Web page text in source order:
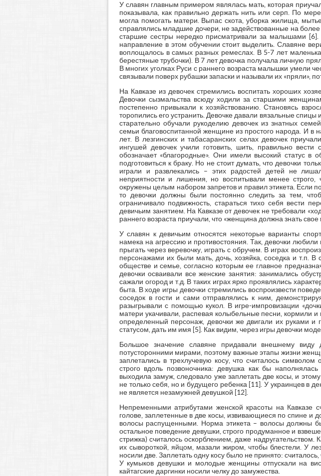
У славян главным примером являлась мать, которая
показывала, как правильно держать нить или серп. По
могла помогать матери. Выпас скота, уборка жилища,
справлялись младшие дочери, не задействованные на
старшие сестры нередко присматривали за малышами [6].
направление в этом обучении стоит выделить. Славяне
воплощалось в самых разных ремеслах. В 5-7 лет
берестяные трубочки). В 7 лет девочка получала личную
В многих уголках Руси с раннего возраста малышки умели
связывали поверх рубашки запаски и называли их «пряли»,
На Кавказе из девочек стремились воспитать хороших
Девочки сызмальства всюду ходили за старшими
постепенно привыкали к хозяйствованию. Становясь
торопились его устранить. Девочке давали вязальные
старательно обучали рукоделию девочек из знатных
семьи благовоспитанной женщине из простого народа. И в
лет. В лезгинских и табасаранских селах девочек
ингушей девочек учили готовить, шить, правильно
обозначает «благородные». Они имели высокий статус в
подготовиться к браку. Но не стоит думать, что девочки
играли и развлекались – этих радостей детей не
неприятности и лишения, но воспитывали менее
окружены целым набором запретов и правил этикета. Если
то девочки должны были постоянно следить за тем,
ограничивало подвижность, стараться тихо себя вести
девичьим занятием. На Кавказе от девочек не требовали
раннего возраста приучали, что «женщина должна знать свое
У славян к девичьим относятся некоторые варианты
намека на агрессию и противостояния. Так, девочки любили
прыгать через веревочку, играть с обручем. В играх
персонажами их были мать, дочь, хозяйка, соседка и т.п.
обществе и семье, согласно которым ее главное
девочки осваивали все женские занятия: занимались
сажали огород и т.д. В таких играх ярко проявлялись
быта. В ходе игры девочки стремились воспроизвести
соседок в гости и сами отправлялись к ним,
разыгрывали с помощью кукол. В игре-импровизации
матери укачивали, распевая колыбельные песни, кормили
определенный персонаж, девочки же двигали их руками и
статусом, дать им имя [5]. Как видим, через игры девочки
Большое значение славяне придавали внешнему виду
потусторонними мирами, поэтому важные этапы жизни
заплетались в трехлучевую косу, что считалось
строго вдоль позвоночника: девушка как бы
выходила замуж, следовало уже заплетать две косы, и
не только себя, но и будущего ребенка [11]. У украинцев в
не является незамужней девушкой [12].
Непременными атрибутами женской красоты на Кавказе
голове, заплетенные в две косы, извивающиеся по спине и
волосы распущенными. Норма этикета – волосы должны
остальное поведение девушки, строго продуманное и
стрижка) считалось оскорблением, даже
их сывороткой, яйцом, мазали жиром, чтобы блестели. У
носили две. Заплетать одну косу было не принято:
У кумыков девушки и молодые женщины отпускали на
кайтагские даргинки носили челку до замужества.